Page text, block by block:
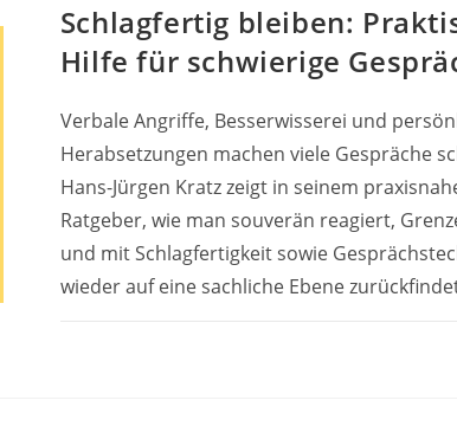
Schlagfertig bleiben:
Hilfe für schwierige
Verbale Angriffe, Besserwisserei und
Herabsetzungen machen viele Gespräche
Hans-Jürgen Kratz zeigt in seinem
Ratgeber, wie man souverän reagiert,
und mit Schlagfertigkeit sowie
wieder auf eine sachliche Ebene